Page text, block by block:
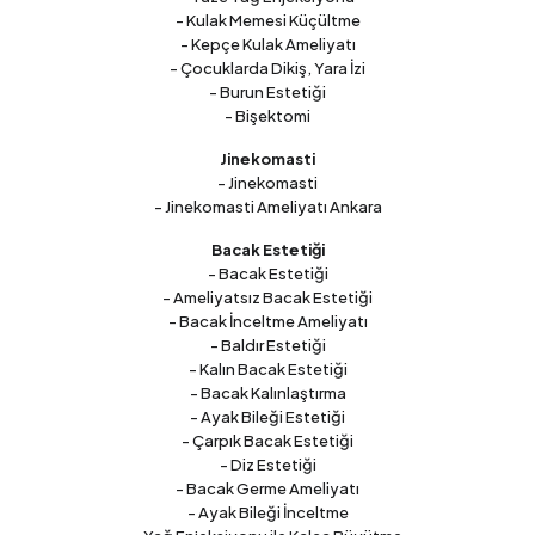
- Kulak Memesi Küçültme
- Kepçe Kulak Ameliyatı
- Çocuklarda Dikiş, Yara İzi
- Burun Estetiği
- Bişektomi
Jinekomasti
- Jinekomasti
- Jinekomasti Ameliyatı Ankara
Bacak Estetiği
- Bacak Estetiği
- Ameliyatsız Bacak Estetiği
- Bacak İnceltme Ameliyatı
- Baldır Estetiği
- Kalın Bacak Estetiği
- Bacak Kalınlaştırma
- Ayak Bileği Estetiği
- Çarpık Bacak Estetiği
- Diz Estetiği
- Bacak Germe Ameliyatı
- Ayak Bileği İnceltme